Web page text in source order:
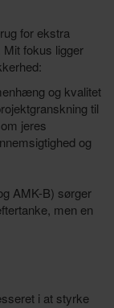
for ekstra
Mit fokus ligger
og kvalitet
til
jeres
og
AMK-B) sørger
men en
i at styrke